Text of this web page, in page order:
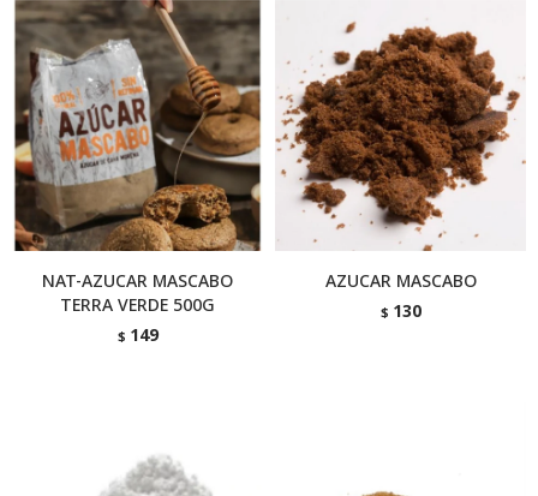
NAT-AZUCAR MASCABO
TERRA VERDE 500G
$ 149
AZUCAR MASCABO
$ 130